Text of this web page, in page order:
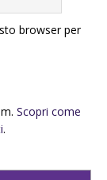
browser per
Scopri come
.